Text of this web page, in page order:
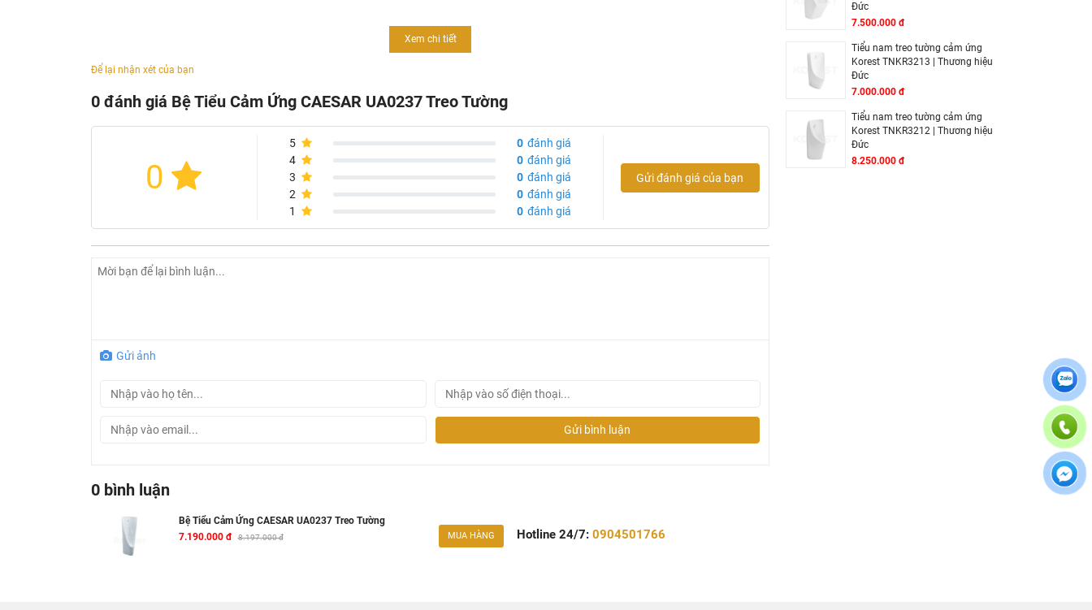
Đường kính ống thoát nước: 6cm
Áp lực nước 0.7-5 kgf/cm²
Màu sắc: Trắng
Giấy chứng nhận nano
Xem chi tiết
Để lại nhận xét của bạn
0 đánh giá Bệ Tiểu Cảm Ứng CAESAR UA0237 Treo Tường
0
5 0 đánh giá
4
0 đánh giá
3
0 đánh giá
2
0 đánh giá
1
0 đánh giá
Gửi đánh giá của bạn
Gửi ảnh
Gửi bình luận
0 bình luận
Bệ Tiểu Cảm Ứng CAESAR UA0237 Treo Tường
7.190.000 đ
8.197.000 đ MUA HÀNG Hotline 24/7:0904501766
Đức
7.500.000 đ
Tiểu nam treo tường cảm ứng
Korest TNKR3213 | Thương hiệu
Đức
7.000.000 đ
Tiểu nam treo tường cảm ứng
Korest TNKR3212 | Thương hiệu
Đức
8.250.000 đ